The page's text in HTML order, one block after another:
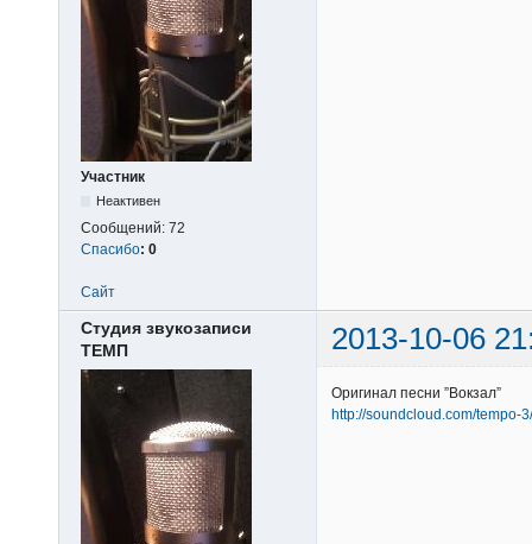
Участник
Неактивен
Сообщений: 72
Спасибо: 0
Сайт
Студия звукозаписи
ТЕМП
2013-10-06
Оригинал песни ”Вокзал”
http://soundcloud.com/tempo-